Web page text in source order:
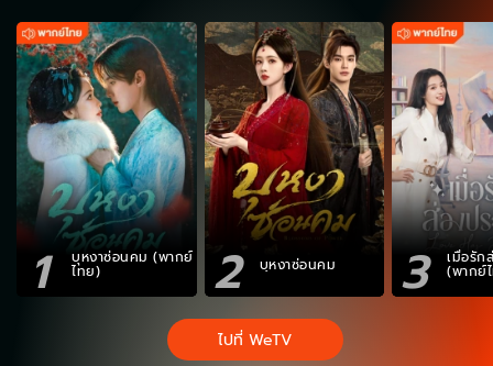
1 บุหงาซ่อนคม (พากย์
ไทย) 2 บุหงาซ่อนคม 3 เมื่อรัก
(พากย์
ไปที่ WeTV